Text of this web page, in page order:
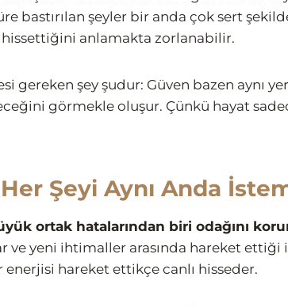
bastırılan şeyler bir anda çok sert
anlamakta zorlanabilir.
gereken şey şudur: Güven bazen aynı
görmekle oluşur. Çünkü hayat
Şeyi Aynı Anda
ortak hatalarından biri odağını
ve yeni ihtimaller arasında hareket
hareket ettikçe canlı hisseder.